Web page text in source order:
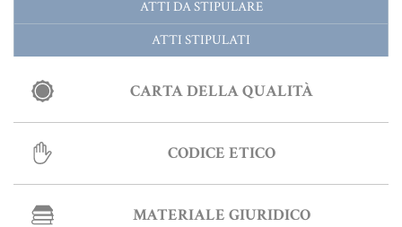
ATTI DA STIPULARE
ATTI STIPULATI
CARTA DELLA QUALITÀ
CODICE ETICO
MATERIALE GIURIDICO